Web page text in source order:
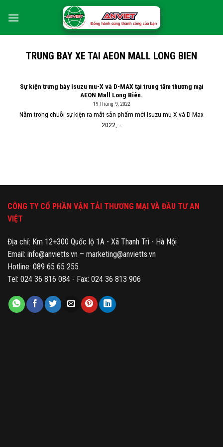
TRUNG BAY XE TAI AEON MALL LONG BIEN
Sự kiện trưng bày Isuzu mu-X và D-MAX tại trung tâm thương mại
AEON Mall Long Biên.
19 Tháng 9, 2022
Nằm trong chuỗi sự kiện ra mắt sản phẩm mới Isuzu mu-X và D-Max
2022,...
CÔNG TY CỔ PHẦN VẬN TẢI THƯƠNG MẠI VÀ ĐẦU TƯ AN
VIỆT
Địa chỉ: Km 12+300 Quốc lộ 1A - Xã Thanh Trì - Hà Nội
Email: info@anvietts.vn – marketing@anvietts.vn
Hotline: 089 65 65 255
Tel: 024 36 816 084 - Fax: 024 36 813 906